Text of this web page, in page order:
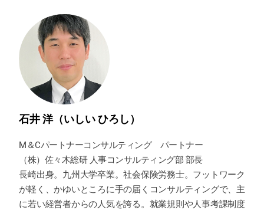
石井 洋（いしい ひろし）
M＆Cパートナーコンサルティング パートナー
（株）佐々木総研 人事コンサルティング部 部長
長崎出身。九州大学卒業。社会保険労務士。フットワーク
が軽く、かゆいところに手の届くコンサルティングで、主
に若い経営者からの人気を誇る。就業規則や人事考課制度